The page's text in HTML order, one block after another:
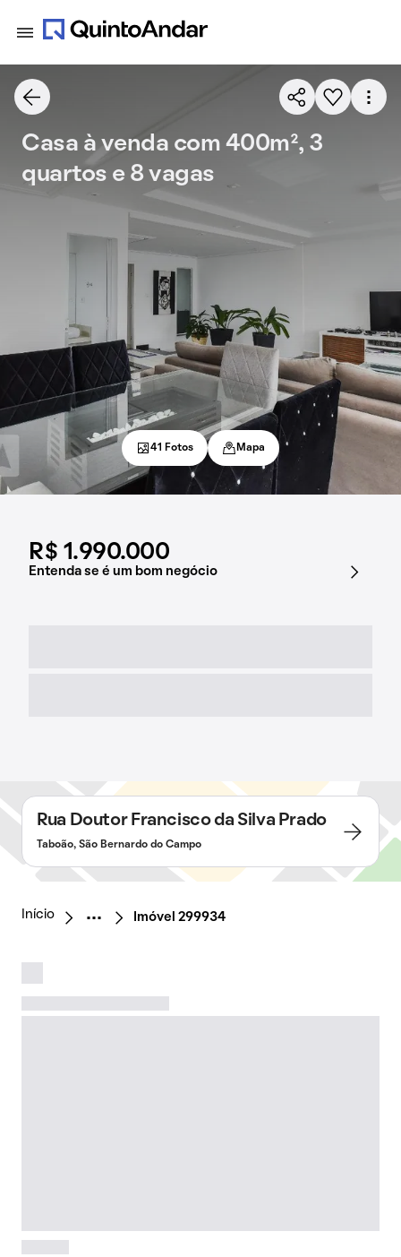
R$ 1.990.000
Entenda se é um bom negócio
Casa à venda com 400m², 3
quartos e 8 vagas
41 Fotos Mapa
Rua Doutor Francisco da Silva Prado
Taboão, São Bernardo do Campo
Início Imóvel 299934